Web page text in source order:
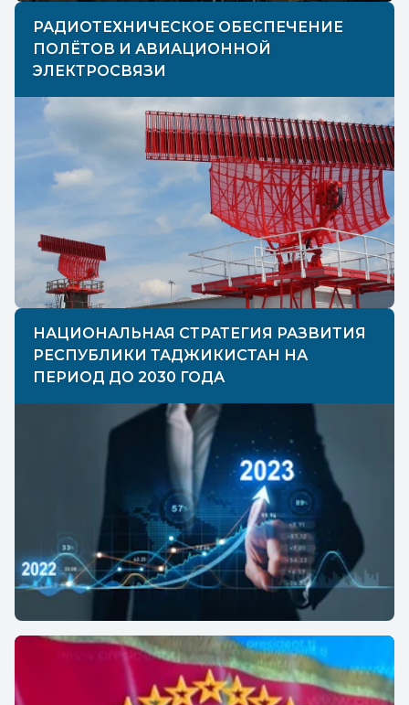
РАДИОТЕХНИЧЕСКОЕ ОБЕСПЕЧЕНИЕ
ПОЛЁТОВ И АВИАЦИОННОЙ
ЭЛЕКТРОСВЯЗИ
НАЦИОНАЛЬНАЯ СТРАТЕГИЯ РАЗВИТИЯ
РЕСПУБЛИКИ ТАДЖИКИСТАН НА
ПЕРИОД ДО 2030 ГОДА